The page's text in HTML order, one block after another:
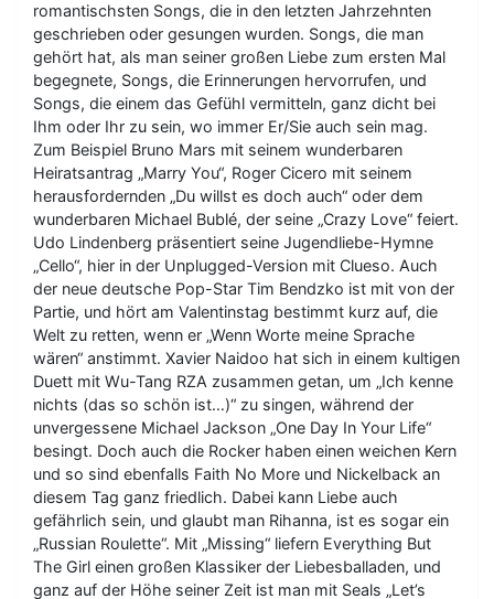
romantischsten Songs, die in den letzten Jahrzehnten
geschrieben oder gesungen wurden. Songs, die man
gehört hat, als man seiner großen Liebe zum ersten Mal
begegnete, Songs, die Erinnerungen hervorrufen, und
Songs, die einem das Gefühl vermitteln, ganz dicht bei
Ihm oder Ihr zu sein, wo immer Er/Sie auch sein mag.
Zum Beispiel Bruno Mars mit seinem wunderbaren
Heiratsantrag „Marry You“, Roger Cicero mit seinem
herausfordernden „Du willst es doch auch“ oder dem
wunderbaren Michael Bublé, der seine „Crazy Love“ feiert.
Udo Lindenberg präsentiert seine Jugendliebe-Hymne
„Cello“, hier in der Unplugged-Version mit Clueso. Auch
der neue deutsche Pop-Star Tim Bendzko ist mit von der
Partie, und hört am Valentinstag bestimmt kurz auf, die
Welt zu retten, wenn er „Wenn Worte meine Sprache
wären“ anstimmt. Xavier Naidoo hat sich in einem kultigen
Duett mit Wu-Tang RZA zusammen getan, um „Ich kenne
nichts (das so schön ist…)“ zu singen, während der
unvergessene Michael Jackson „One Day In Your Life“
besingt. Doch auch die Rocker haben einen weichen Kern
und so sind ebenfalls Faith No More und Nickelback an
diesem Tag ganz friedlich. Dabei kann Liebe auch
gefährlich sein, und glaubt man Rihanna, ist es sogar ein
„Russian Roulette“. Mit „Missing“ liefern Everything But
The Girl einen großen Klassiker der Liebesballaden, und
ganz auf der Höhe seiner Zeit ist man mit Seals „Let’s